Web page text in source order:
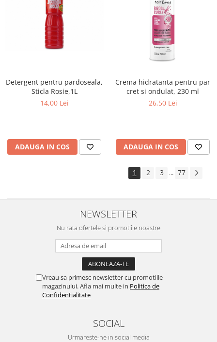
Detergent pentru pardoseala,
Sticla Rosie,1L
14,00 Lei
ADAUGA IN COS
Crema hidratanta pentru par
cret si ondulat, 230 ml
26,50 Lei
ADAUGA IN COS
1 2 3 ... 77
NEWSLETTER
Nu rata ofertele si promotiile noastre
Vreau sa primesc newsletter cu promotiile
magazinului. Afla mai multe in Politica de
Confidentialitate
SOCIAL
Urmareste-ne in social media